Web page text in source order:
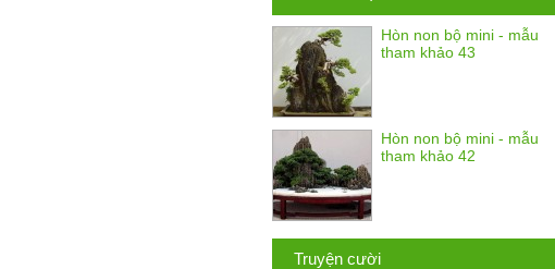
Hòn non bộ mini - mẫu
tham khảo 43
Hòn non bộ mini - mẫu
tham khảo 42
Truyện cười